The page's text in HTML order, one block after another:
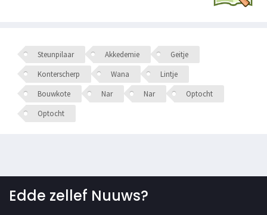
Steunpilaar Akkedemie
Geitje
Konterscherp
Wana
Lintje
Bouwkote
Nar Nar
Optocht
Optocht
Edde zellef Nuuws?